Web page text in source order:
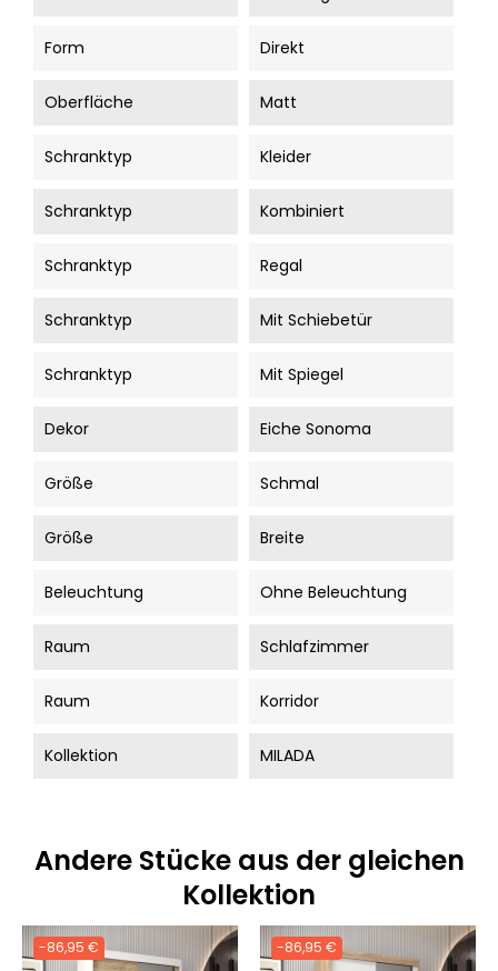
Form Direkt
Oberfläche Matt
Schranktyp Kleider
Schranktyp Kombiniert
Schranktyp Regal
Schranktyp Mit Schiebetür
Schranktyp Mit Spiegel
Dekor Eiche Sonoma
Größe Schmal
Größe Breite
Beleuchtung Ohne Beleuchtung
Raum Schlafzimmer
Raum Korridor
Kollektion MILADA
Andere Stücke aus der gleichen
Kollektion
-86,95 € -86,95 €